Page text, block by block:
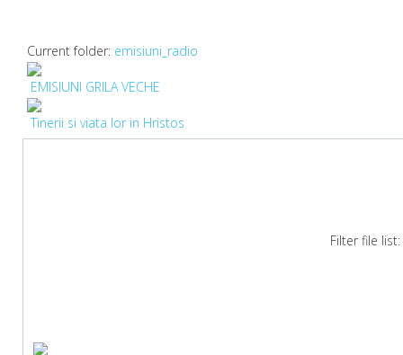
Current folder: emisiuni_radio
EMISIUNI GRILA VECHE
Tinerii si viata lor in Hristos
Filter file